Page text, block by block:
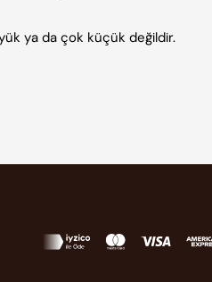
ya da çok küçük değildir.